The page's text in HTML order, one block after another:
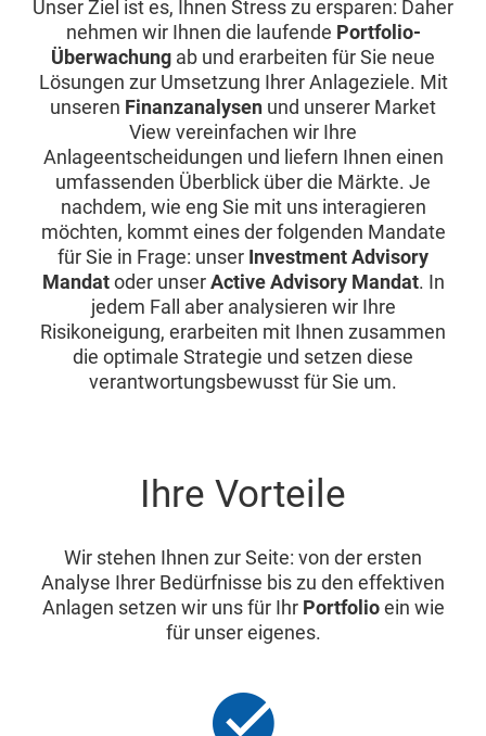
Unser Ziel ist es, Ihnen Stress zu ersparen: Daher
nehmen wir Ihnen die laufende Portfolio-
Überwachung ab und erarbeiten für Sie neue
Lösungen zur Umsetzung Ihrer Anlageziele. Mit
unseren Finanzanalysen und unserer Market
View vereinfachen wir Ihre
Anlageentscheidungen und liefern Ihnen einen
umfassenden Überblick über die Märkte. Je
nachdem, wie eng Sie mit uns interagieren
möchten, kommt eines der folgenden Mandate
für Sie in Frage: unser Investment Advisory
Mandatoder unserActive Advisory Mandat. In
jedem Fall aber analysieren wir Ihre
Risikoneigung, erarbeiten mit Ihnen zusammen
die optimale Strategie und setzen diese
verantwortungsbewusst für Sie um.
Ihre Vorteile
Wir stehen Ihnen zur Seite: von der ersten
Analyse Ihrer Bedürfnisse bis zu den effektiven
Anlagen setzen wir uns für Ihr Portfolioein wie
für unser eigenes.